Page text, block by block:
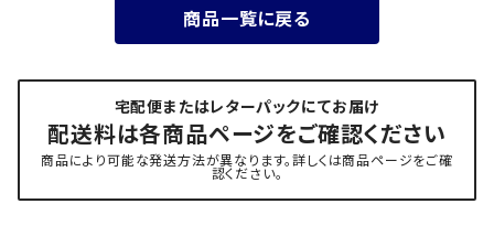
商品一覧に戻る
宅配便またはレターパックにてお届け
配送料は各商品ページをご確認ください
商品により可能な発送方法が異なります。詳しくは商品ページをご確
認ください。